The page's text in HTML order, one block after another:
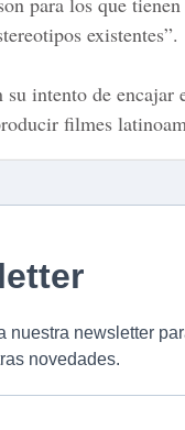
existentes”.
intento de encajar
filmes